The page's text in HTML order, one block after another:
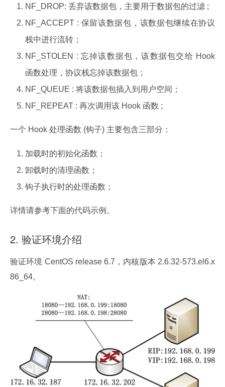
NF_DROP: 丢弃该数据包，主要用于数据包的过滤 ;
NF_ACCEPT : 保留该数据包，该数据包继续在协议
栈中进行流转；
NF_STOLEN : 忘掉该数据包，该数据包交给 Hook
函数处理，协议栈忘掉该数据包；
NF_QUEUE : 将该数据包插入到用户空间；
NF_REPEAT : 再次调用该 Hook 函数 ;
一个 Hook 处理函数 (钩子) 主要包含三部分：
加载时的初始化函数；
卸载时的清理函数；
钩子执行时的处理函数；
详情请参考下面的代码示例。
2. 验证环境介绍
验证环境 CentOS release 6.7，内核版本 2.6.32-573.el6.x
86_64。